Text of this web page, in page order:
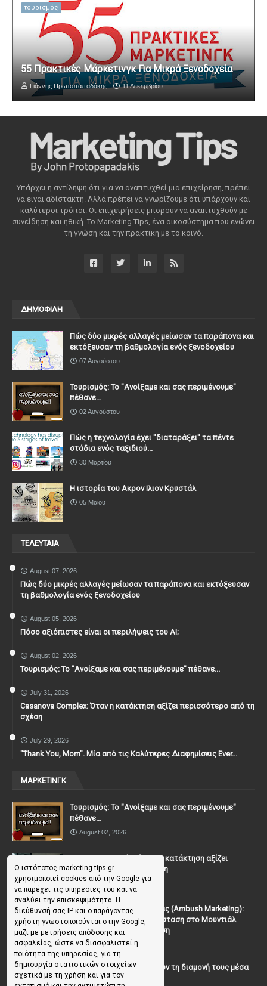
Ο ιστότοπος marketing-tips.gr
χρησιμοποιεί cookies από την Google για
να παρέχει τις υπηρεσίες του και να
αναλύει την επισκεψιμότητα. Η
διεύθυνσή σας IP και ο παράγοντας
χρήστη γνωστοποιούνται στην Google,
μαζί με μετρήσεις απόδοσης και
ασφαλείας, ώστε να διασφαλιστεί η
ποιότητα της υπηρεσίας, για τη
δημιουργία στατιστικών στοιχείων
σχετικά με τη χρήση και για τον
τουρισμός
55 Πρακτικές Μάρκετινγκ Για Μικρά Ξενοδοχεία
Γιάννης Πρωτοπαπαδάκης 11 Δεκεμβρίου
Υπάρχει η αντίληψη ότι για να αναπτυχθεί μια επιχείρηση, πρέπει
να είναι αδίστακτη. Αλλά πρέπει να γνωρίζουμε ότι υπάρχουν και
καλύτεροι τρόποι. Οι επιχειρήσεις μπορούν να αναπτυχθούν με
συνείδηση ​​και ηθική. Το Marketing Tips, ένα οικοσύστημα που ενώνει
τη γνώση και την πρακτική με το κοινό.
ΔΗΜΟΦΙΛΗ
Πώς δύο μικρές αλλαγές μείωσαν τα παράπονα και
εκτόξευσαν τη βαθμολογία ενός ξενοδοχείου
07 Αυγούστου
Τουρισμός: Το "Ανοίξαμε και σας περιμένουμε"
πέθανε...
02 Αυγούστου
Πώς η τεχνολογία έχει ''διαταράξει'' τα πέντε
στάδια ενός ταξιδιού...
30 Μαρτίου
Η ιστορία του Ακρον Ιλιον Κρυστάλ
05 Μαΐου
ΤΕΛΕΥΤΑΙΑ
August 07, 2026
Πώς δύο μικρές αλλαγές μείωσαν τα παράπονα και εκτόξευσαν
τη βαθμολογία ενός ξενοδοχείου
August 05, 2026
Πόσο αξιόπιστες είναι οι περιλήψεις του ΑΙ;
August 02, 2026
Τουρισμός: Το "Ανοίξαμε και σας περιμένουμε" πέθανε...
July 31, 2026
Casanova Complex: Όταν η κατάκτηση αξίζει περισσότερο από τη
σχέση
July 29, 2026
"Thank You, Mοm". Μία από τις Καλύτερες Διαφημίσεις Ever...
ΜΑΡΚΕΤΙΝΓΚ
Τουρισμός: Το "Ανοίξαμε και σας περιμένουμε"
πέθανε...
August 02, 2026
Casanova Complex: Όταν η κατάκτηση αξίζει
περισσότερο από τη σχέση
July 31, 2026
To Μάρκετινγκ της Ενέδρας (Ambush Marketing):
Πώς να κλέψεις την παράσταση στο Μουντιάλ
χωρίς (επίσημη) πρόσκληση
July 19, 2026
Γιατί οι επισκέπτες ξεχνούν τη διαμονή τους μέσα
σε 48 ώρες;